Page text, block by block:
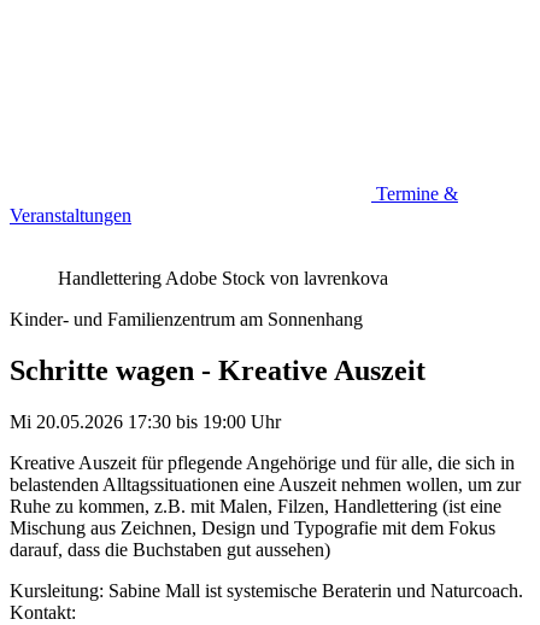
Termine &
Veranstaltungen
Handlettering Adobe Stock von lavrenkova
Kinder- und Familienzentrum am Sonnenhang
Schritte wagen - Kreative Auszeit
Mi 20.05.2026 17:30 bis 19:00 Uhr
Kreative Auszeit für pflegende Angehörige und für alle, die sich in
belastenden Alltagssituationen eine Auszeit nehmen wollen, um zur
Ruhe zu kommen, z.B. mit Malen, Filzen, Handlettering (ist eine
Mischung aus Zeichnen, Design und Typografie mit dem Fokus
darauf, dass die Buchstaben gut aussehen)
Kursleitung: Sabine Mall ist systemische Beraterin und Naturcoach.
Kontakt: